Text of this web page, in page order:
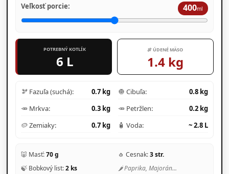
Veľkosť porcie: 400ml
POTREBNÝ KOTLÍK
6 L
🍖 ÚDENÉ MÄSO
1.4 kg
🫘 Fazuľa (suchá): 0.7 kg 🧅 Cibuľa:
0.8 kg
🥕 Mrkva:
0.3 kg 🥕 Petržlen:
0.2 kg
🥔 Zemiaky:
0.7 kg 🧴 Voda: ~ 2.8 L
🐷 Masť:70 g 🧄 Cesnak:3 str.
🍃 Bobkový list:2 ks 🌶️ Paprika, Majorán...